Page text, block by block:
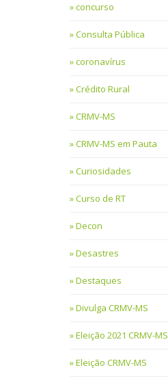
concurso
Consulta Pública
coronavírus
Crédito Rural
CRMV-MS
CRMV-MS em Pauta
Curiosidades
Curso de RT
Decon
Desastres
Destaques
Divulga CRMV-MS
Eleição 2021 CRMV-MS
Eleição CRMV-MS